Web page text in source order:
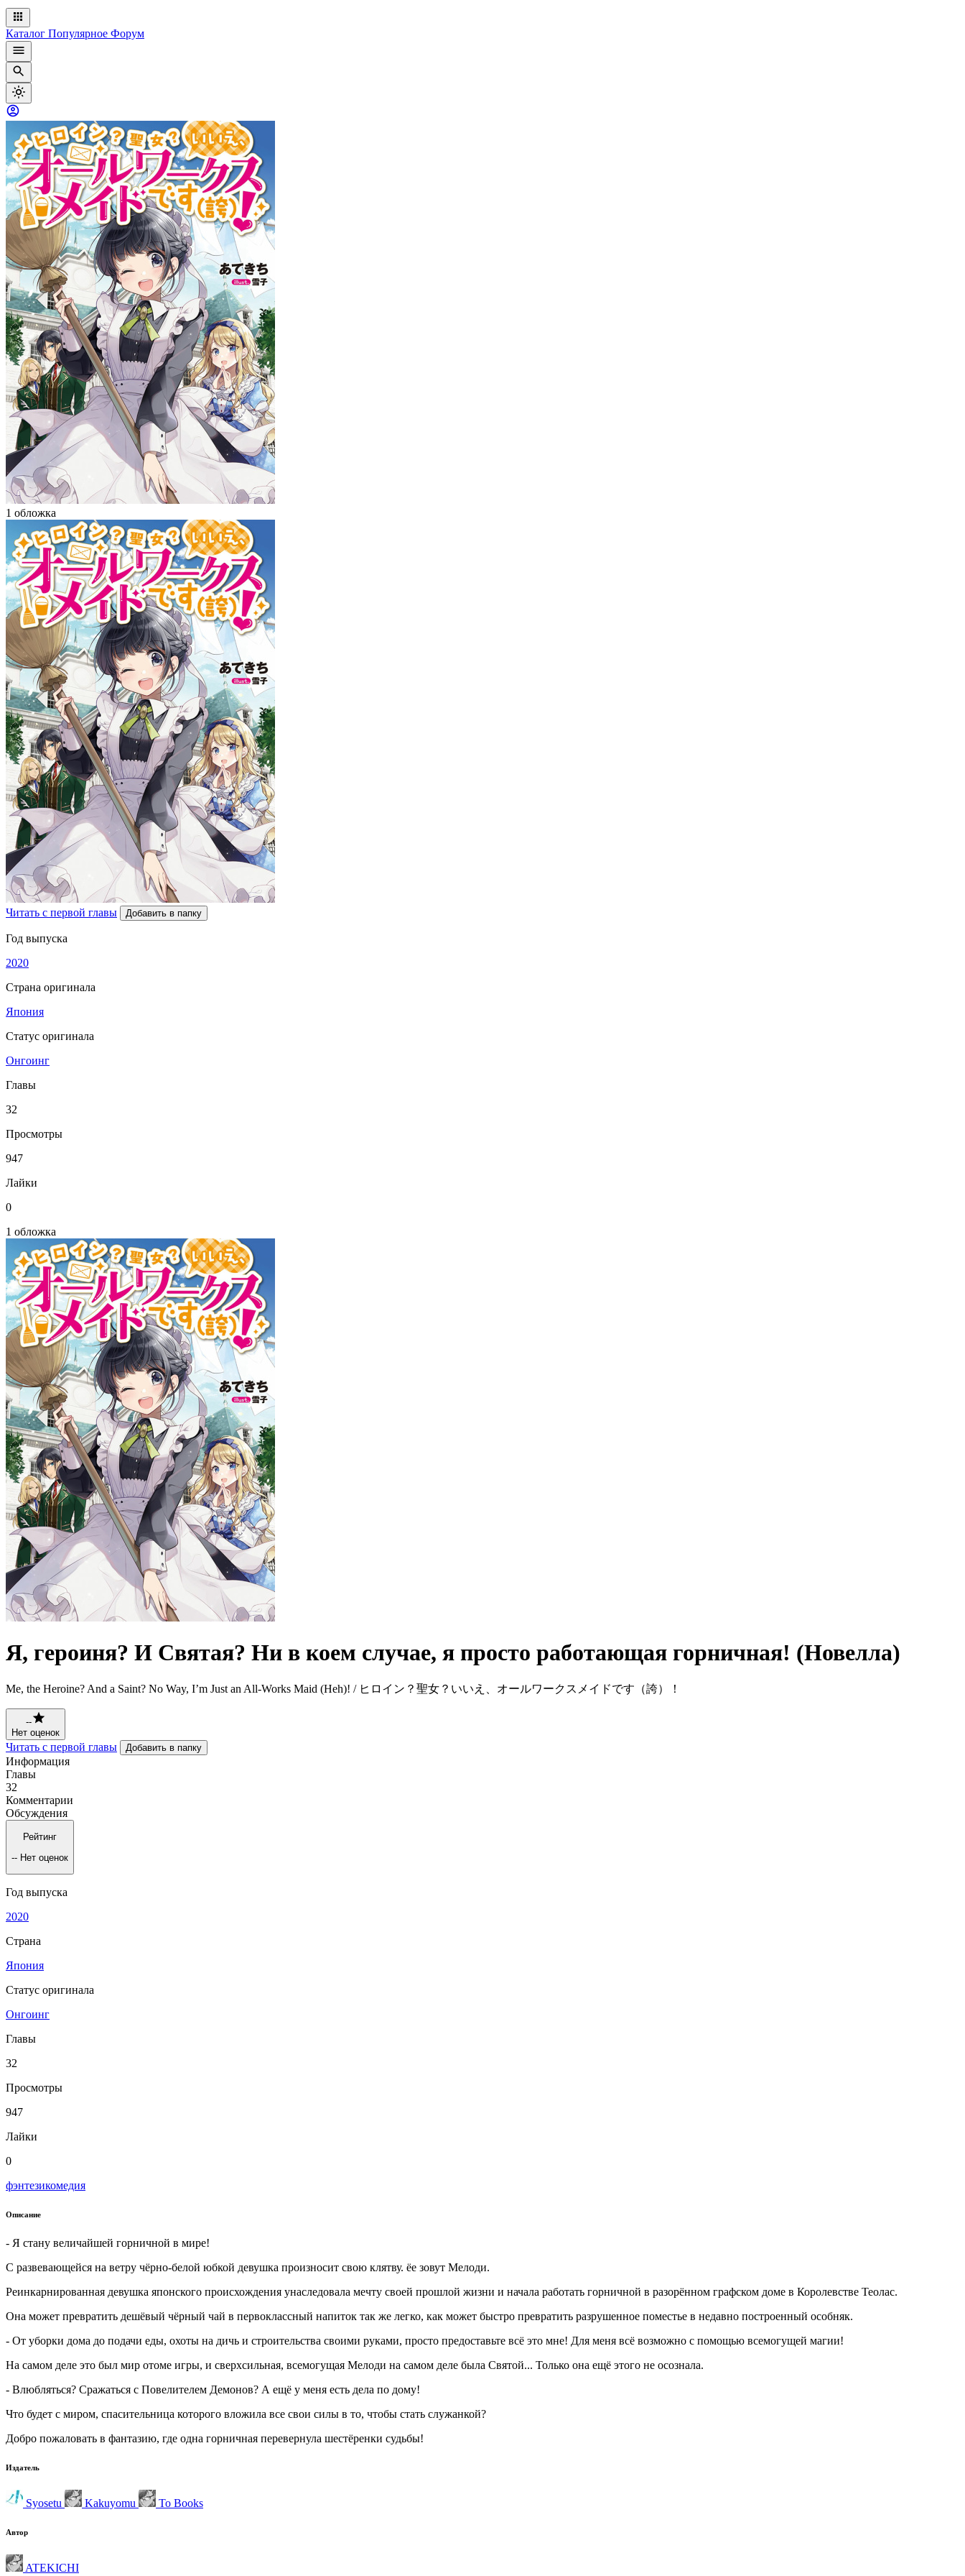
Каталог Популярное Форум
1 обложка
Читать с первой главы Добавить в папку
Год выпуска
2020
Страна оригинала
Япония
Статус оригинала
Онгоинг
Главы
32
Просмотры
947
Лайки
0
1 обложка
Я, героиня? И Святая? Ни в коем случае, я просто работающая горничная! (Новелла)
Me, the Heroine? And a Saint? No Way, I’m Just an All-Works Maid (Heh)! / ヒロイン？聖女？いいえ、オールワークスメイドです（誇）！
--
Нет оценок
Читать с первой главы Добавить в папку
Информация
Главы
32
Комментарии
Обсуждения
Рейтинг
-- Нет оценок
Год выпуска
2020
Страна
Япония
Статус оригинала
Онгоинг
Главы
32
Просмотры
947
Лайки
0
фэнтезикомедия
Описание
- Я стану величайшей горничной в мире!
С развевающейся на ветру чёрно-белой юбкой девушка произносит свою клятву. ёе зовут Мелоди.
Реинкарнированная девушка японского происхождения унаследовала мечту своей прошлой жизни и начала работать горничной в разорённом графском доме в Королевстве Теолас.
Она может превратить дешёвый чёрный чай в первоклассный напиток так же легко, как может быстро превратить разрушенное поместье в недавно построенный особняк.
- От уборки дома до подачи еды, охоты на дичь и строительства своими руками, просто предоставьте всё это мне! Для меня всё возможно с помощью всемогущей магии!
На самом деле это был мир отоме игры, и сверхсильная, всемогущая Мелоди на самом деле была Святой... Только она ещё этого не осознала.
- Влюбляться? Сражаться с Повелителем Демонов? А ещё у меня есть дела по дому!
Что будет с миром, спасительница которого вложила все свои силы в то, чтобы стать служанкой?
Добро пожаловать в фантазию, где одна горничная перевернула шестёренки судьбы!
Издатель
Syosetu Kakuyomu To Books
Автор
ATEKICHI